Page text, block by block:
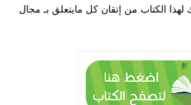
الكتاب من إتقان كل مايتعلق بـ مجال